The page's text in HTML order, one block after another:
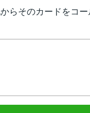
らそのカードをコ